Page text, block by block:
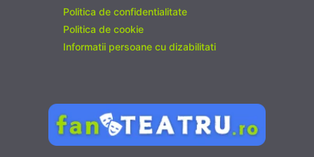
Politica de confidentialitate
Politica de cookie
Informatii persoane cu dizabilitati